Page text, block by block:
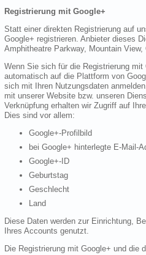
Registrierung mit Google+
Statt einer direkten Registrierung auf
Google+ registrieren. Anbieter dieses
Amphitheatre Parkway, Mountain View,
Wenn Sie sich für die Registrierung
automatisch auf die Plattform von
sich mit Ihren Nutzungsdaten
mit unserer Website bzw. unseren
Verknüpfung erhalten wir Zugriff auf
Dies sind vor allem:
Google+-Profilbild
bei Google+ hinterlegte E-Mail-
Google+-ID
Geburtstag
Geschlecht
Land
Diese Daten werden zur Einrichtung,
Ihres Accounts genutzt.
Die Registrierung mit Google+ und die